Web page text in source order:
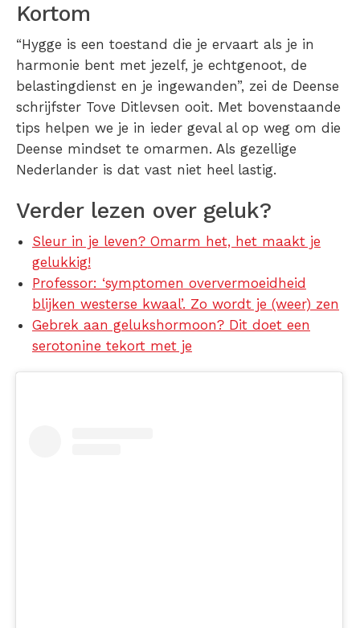
Kortom
“Hygge is een toestand die je ervaart als je in
harmonie bent met jezelf, je echtgenoot, de
belastingdienst en je ingewanden”, zei de Deense
schrijfster Tove Ditlevsen ooit. Met bovenstaande
tips helpen we je in ieder geval al op weg om die
Deense mindset te omarmen. Als gezellige
Nederlander is dat vast niet heel lastig.
Verder lezen over geluk?
Sleur in je leven? Omarm het, het maakt je
gelukkig!
Professor: ‘symptomen oververmoeidheid
blijken westerse kwaal’. Zo wordt je (weer) zen
Gebrek aan gelukshormoon? Dit doet een
serotonine tekort met je